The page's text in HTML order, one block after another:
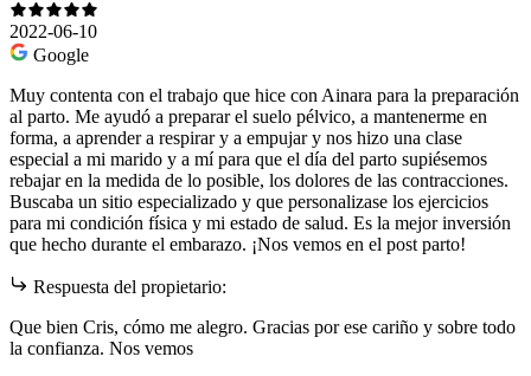
2022-06-10
Google
Muy contenta con el trabajo que hice con Ainara para la preparación
al parto. Me ayudó a preparar el suelo pélvico, a mantenerme en
forma, a aprender a respirar y a empujar y nos hizo una clase
especial a mi marido y a mí para que el día del parto supiésemos
rebajar en la medida de lo posible, los dolores de las contracciones.
Buscaba un sitio especializado y que personalizase los ejercicios
para mi condición física y mi estado de salud. Es la mejor inversión
que hecho durante el embarazo. ¡Nos vemos en el post parto!
Respuesta del propietario:
Que bien Cris, cómo me alegro. Gracias por ese cariño y sobre todo
la confianza. Nos vemos